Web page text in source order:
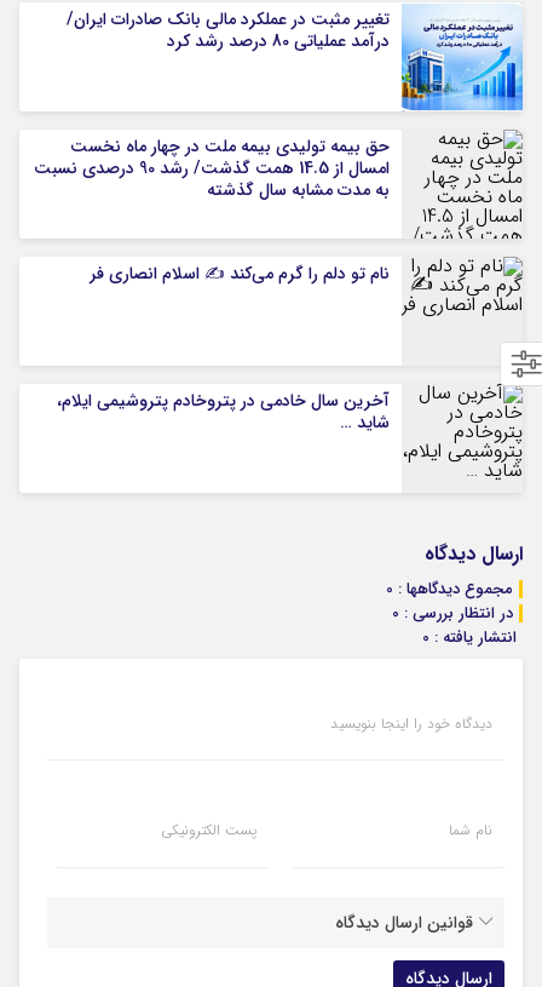
تغییر مثبت در عملکرد مالی بانک صادرات ایران/
درآمد عملیاتی 80 درصد رشد کرد
حق بیمه تولیدی بیمه ملت در چهار ماه نخست
امسال از 14.5 همت گذشت/ رشد 90 درصدی نسبت
به مدت مشابه سال گذشته
نام تو دلم را گرم می‌کند ✍️ اسلام انصاری فر
آخرین سال خادمی در پتروخادم پتروشیمی ایلام،
شاید …
ارسال دیدگاه
مجموع دیدگاهها : 0
در انتظار بررسی : 0
انتشار یافته : 0
دیدگاه خود را اینجا بنویسید
نام شما پست الکترونیکی
قوانین ارسال دیدگاه